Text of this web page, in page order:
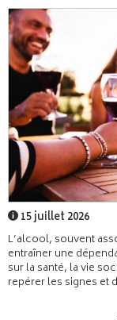
15 juillet 2026
L’alcool, souvent
entraîner une
sur la santé, la vie
repérer les signes et